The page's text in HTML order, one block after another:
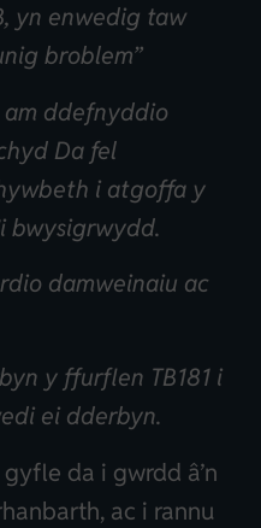
yn enwedig taw
broblem”
ddefnyddio
Da fel
i atgoffa y
bwysigrwydd.
damweinaiu ac
y ffurflen TB181 i
ei dderbyn.
da i gwrdd â’n
ac i rannu